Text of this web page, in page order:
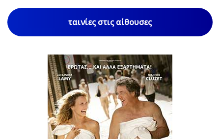
ταινίες στις αίθουσες